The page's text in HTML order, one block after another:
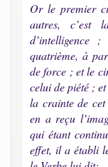
Or le premier
autres, c’est
d’intelligence
quatrième, à
de force ; et le
celui de piété ;
la crainte de
en a reçu
qui étant
effet, il a établi